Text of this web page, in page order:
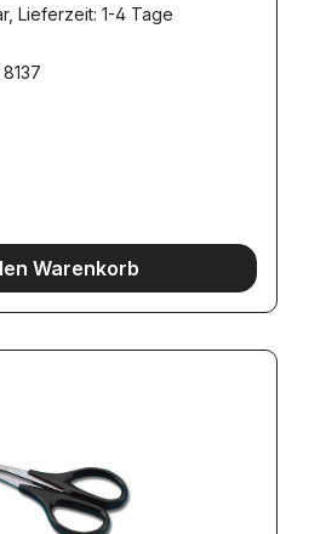
geeignet!
Lieferzeit: 1-4 Tage
8137
Warenkorb